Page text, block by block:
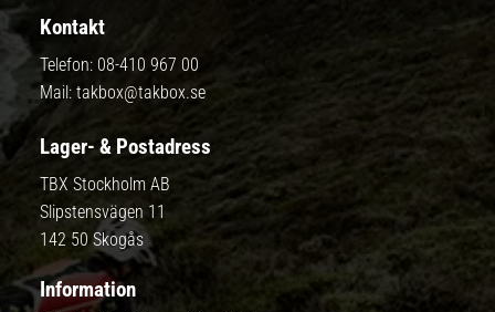
Kontakt
Telefon: 08-410 967 00
Mail: takbox@takbox.se
Lager- & Postadress
TBX Stockholm AB
Slipstensvägen 11
142 50 Skogås
Information